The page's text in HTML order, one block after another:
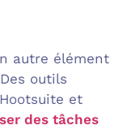
autre élément
outils
et
des tâches